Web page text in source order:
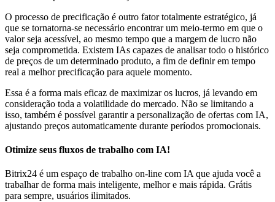
O processo de precificação é outro fator totalmente estratégico, já
que se tornatorna-se necessário encontrar um meio-termo em que o
valor seja acessível, ao mesmo tempo que a margem de lucro não
seja comprometida. Existem IAs capazes de analisar todo o histórico
de preços de um determinado produto, a fim de definir em tempo
real a melhor precificação para aquele momento.
Essa é a forma mais eficaz de maximizar os lucros, já levando em
consideração toda a volatilidade do mercado. Não se limitando a
isso, também é possível garantir a personalização de ofertas com IA,
ajustando preços automaticamente durante períodos promocionais.
Otimize seus fluxos de trabalho com IA!
Bitrix24 é um espaço de trabalho on-line com IA que ajuda você a
trabalhar de forma mais inteligente, melhor e mais rápida. Grátis
para sempre, usuários ilimitados.